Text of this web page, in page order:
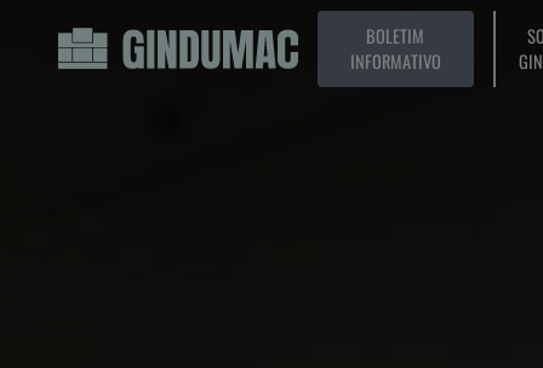
BOLETIM
INFORMATIVO